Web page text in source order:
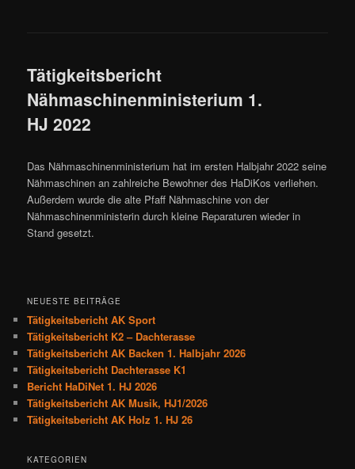
Tätigkeitsbericht
Nähmaschinenministerium 1.
HJ 2022
Das Nähmaschinenministerium hat im ersten Halbjahr 2022 seine
Nähmaschinen an zahlreiche Bewohner des HaDiKos verliehen.
Außerdem wurde die alte Pfaff Nähmaschine von der
Nähmaschinenministerin durch kleine Reparaturen wieder in
Stand gesetzt.
NEUESTE BEITRÄGE
Tätigkeitsbericht AK Sport
Tätigkeitsbericht K2 – Dachterasse
Tätigkeitsbericht AK Backen 1. Halbjahr 2026
Tätigkeitsbericht Dachterasse K1
Bericht HaDiNet 1. HJ 2026
Tätigkeitsbericht AK Musik, HJ1/2026
Tätigkeitsbericht AK Holz 1. HJ 26
KATEGORIEN